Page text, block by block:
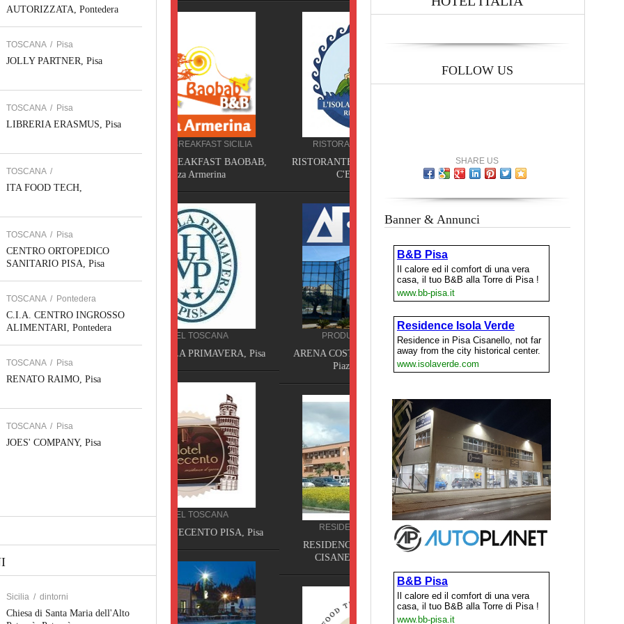
AUTORIZZATA, Pontedera
TOSCANA / Pisa
JOLLY PARTNER, Pisa
TOSCANA / Pisa
LIBRERIA ERASMUS, Pisa
TOSCANA /
ITA FOOD TECH,
TOSCANA / Pisa
CENTRO ORTOPEDICO
SANITARIO PISA, Pisa
TOSCANA / Pontedera
C.I.A. CENTRO INGROSSO
ALIMENTARI, Pontedera
TOSCANA / Pisa
RENATO RAIMO, Pisa
TOSCANA / Pisa
JOES' COMPANY, Pisa
Sicilia / dintorni
Chiesa di Santa Maria dell'Alto
HOTEL TOSCANA
HOTEL TOSCANA
RISTORAZIONE TOSCANA
RISTORANTE L'ISOLA CHE NON
PRODUZIONE SICILIA
ARENA COSTRUZIONE INFISSI,
RESIDENCE TOSCANA
RESIDENCE ISOLA VERDE,
FOLLOW US
SHARE US
Banner & Annunci